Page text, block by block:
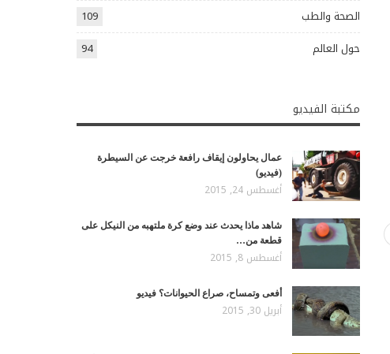
الصحة والطب
109
حول العالم
94
مكتبة الفيديو
عمال يحاولون إيقاف رافعة خرجت عن السيطرة
(فيديو)
أغسطس 24, 2015
شاهد ماذا يحدث عند وضع كرة ملتهبه من النيكل على
قطعة من…
أغسطس 8, 2015
أفعى وتمساح، صراع الحيوانات؟ فيديو
أبريل 30, 2015